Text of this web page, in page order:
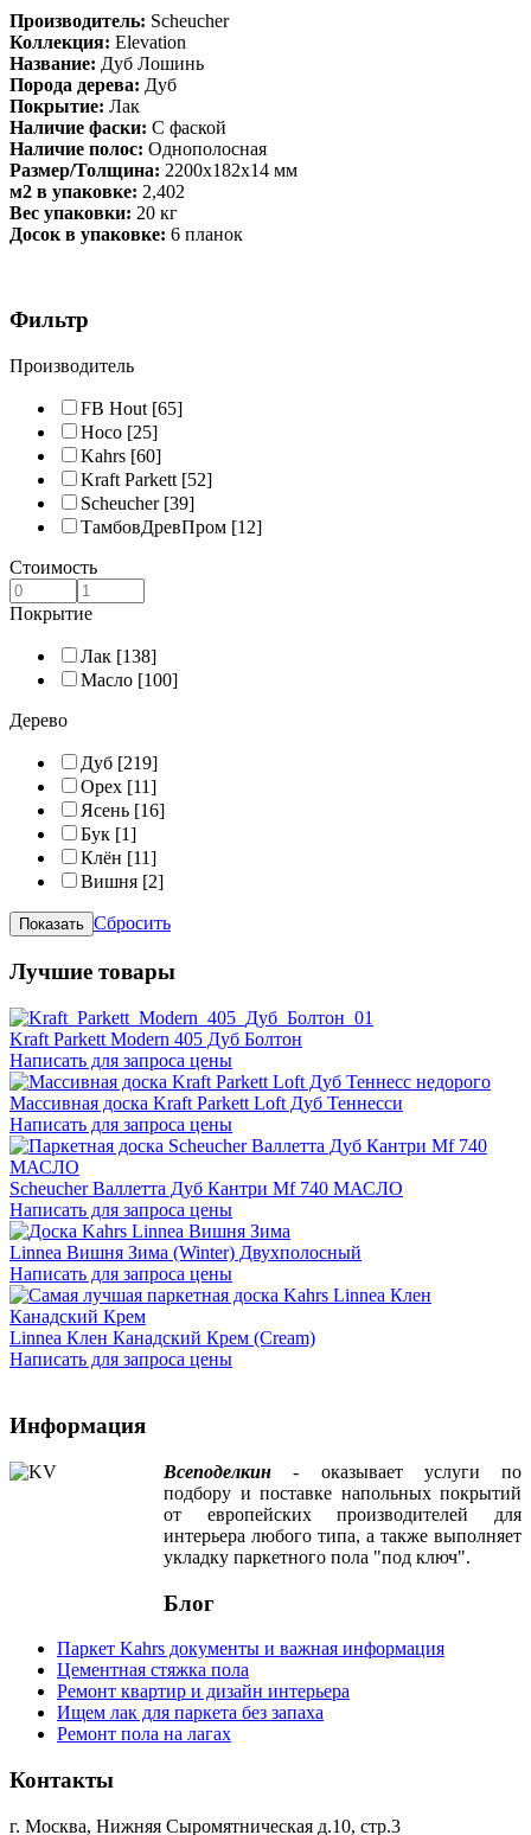
Производитель: Scheucher
Коллекция: Elevation
Название: Дуб Лошинь
Порода дерева: Дуб
Покрытие: Лак
Наличие фаски: С фаской
Наличие полос: Однополосная
Размер/Толщина: 2200х182х14 мм
м2 в упаковке: 2,402
Вес упаковки: 20 кг
Досок в упаковке: 6 планок
Фильтр
Производитель
FB Hout [65]
Hoco [25]
Kahrs [60]
Kraft Parkett [52]
Scheucher[39]
ТамбовДревПром [12]
Стоимость
Покрытие
Лак [138]
Масло [100]
Дерево
Дуб [219]
Орех [11]
Ясень [16]
Бук [1]
Клён [11]
Вишня [2]
Сбросить
Лучшие товары
Kraft Parkett Modern 405 Дуб Болтон
Написать для запроса цены
Массивная доска Kraft Parkett Loft Дуб Теннесси
Написать для запроса цены
Scheucher Валлетта Дуб Кантри Mf 740 МАСЛО
Написать для запроса цены
Linnea Вишня Зима (Winter) Двухполосный
Написать для запроса цены
Linnea Клен Канадский Крем (Cream)
Написать для запроса цены
Информация
Всеподелкин - оказывает услуги по
подбору и поставке напольных покрытий
от европейских производителей для
интерьера любого типа, а также выполняет
укладку паркетного пола "под ключ".
Блог
Паркет Kahrs документы и важная информация
Цементная стяжка пола
Ремонт квартир и дизайн интерьера
Ищем лак для паркета без запаха
Ремонт пола на лагах
Контакты
г. Москва, Нижняя Сыромятническая д.10, стр.3